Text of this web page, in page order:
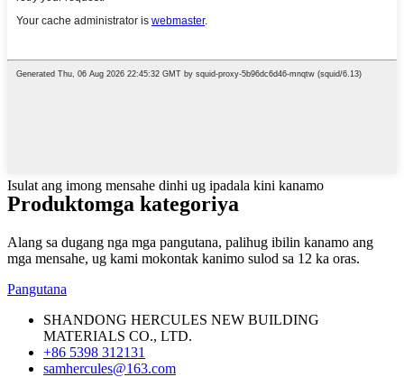
Isulat ang imong mensahe dinhi ug ipadala kini kanamo
Produktomga kategoriya
Alang sa dugang nga mga pangutana, palihug ibilin kanamo ang
mga mensahe, ug kami mokontak kanimo sulod sa 12 ka oras.
Pangutana
SHANDONG HERCULES NEW BUILDING
MATERIALS CO., LTD.
+86 5398 312131
samhercules@163.com